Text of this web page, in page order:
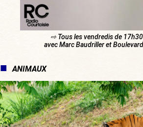
⇨ Tous les vendredis de
avec Marc Baudriller et
ANIMAUX